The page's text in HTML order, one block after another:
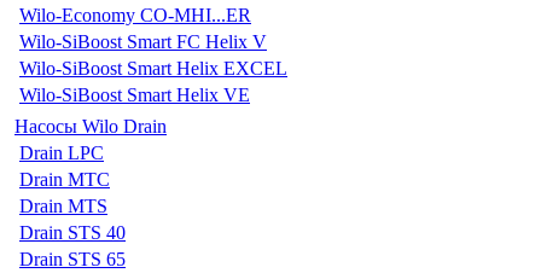
Wilo-Economy CO-MHI...ER
Wilo-SiBoost Smart FC Helix V
Wilo-SiBoost Smart Helix EXCEL
Wilo-SiBoost Smart Helix VE
Насосы Wilo Drain
Drain LPC
Drain MTC
Drain MTS
Drain STS 40
Drain STS 65